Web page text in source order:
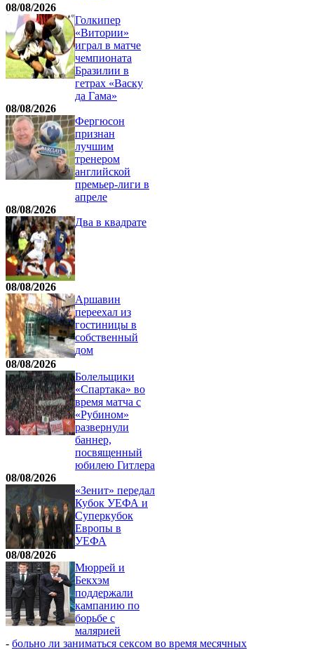
08/08/2026
Голкипер
«Витории»
играл в матче
чемпионата
Бразилии в
гетрах «Васку
да Гама»
08/08/2026
Фергюсон
признан
лучшим
тренером
английской
премьер-лиги в
апреле
08/08/2026
Два в квадрате
08/08/2026
Аршавин
переехал из
гостиницы в
собственный
дом
08/08/2026
Болельщики
«Спартака» во
время матча с
«Рубином»
развернули
баннер,
посвященный
юбилею Гитлера
08/08/2026
«Зенит» передал
Кубок УЕФА и
Суперкубок
Европы в
УЕФА
08/08/2026
Мюррей и
Бекхэм
поддержали
кампанию по
борьбе с
малярией
- больно ли заниматься сексом во время месячных